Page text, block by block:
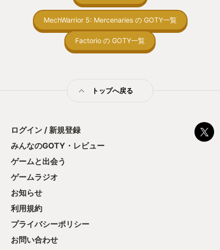
見てもらったほうが手っ取り早い。(なお
Steamレビューを見る際は、様子のおか
しいレビュアー各位の「総プレイ時間」
も必見である。私もプレイ時間を勉強時
間に当てていれば行政書士試験を2回合
格できるくらいの時間をつぎ込んだ。後
むことに主眼が置かれる点だ。 製品を効
も良い)。何か作りたい気持ちはあるけれ
ど絵心はない自分にはぴったりだった。
Minecraftで豆腐職人をやることに疲れ
いたゲームか、という話題についてSNS
書店の本棚から1冊だけ飛び出ているコ
ミックを押し込まずにはいられない人、
ュア製のチラシを見て血圧が上がる人、
ているのが好きな人…様々なネタが飛び
出すが、私が最も笑ったのはこれだ。
トコンベアの配
ん！このゲーム
向けか？という
う気持ちを揺る
後の報酬で「こ
ちゃうじゃぁん
MechWarrior 5: Mercenaries の GOTY一覧
Factorio の GOTY一覧
トップへ戻る
ログイン / 新規登録
みんなのGOTY・レビュー
ゲームと出会う
ゲームラジオ
お知らせ
利用規約
プライバシーポリシー
お問い合わせ